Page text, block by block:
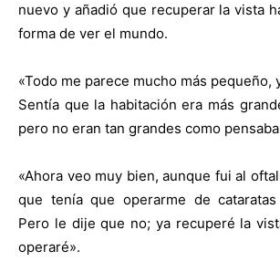
nuevo y añadió que recuperar la vista
forma de ver el mundo.
«Todo me parece mucho más pequeño,
Sentía que la habitación era más
pero no eran tan grandes como
«Ahora veo muy bien, aunque fui al
que tenía que operarme de
Pero le dije que no; ya recuperé la
operaré».